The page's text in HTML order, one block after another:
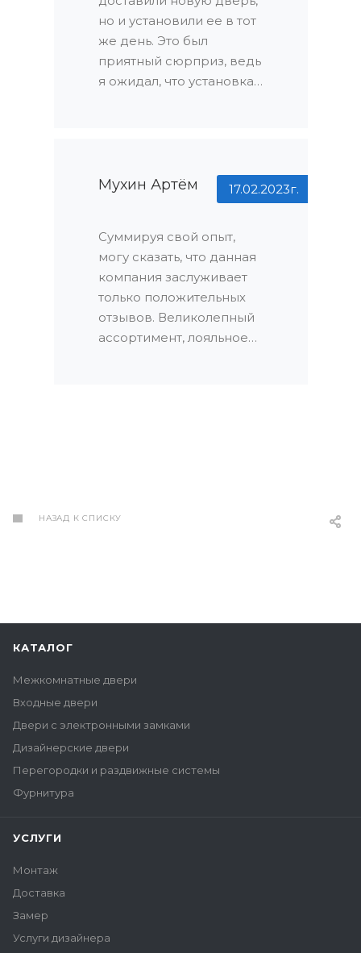
наличии. Я нашел
идеальную дверь для
своего дома без каких-
либо проблем.
но и установили ее в тот
же день. Это был
приятный сюрприз, ведь
я ожидал, что установка
оперативность
сотрудников поразили
быстро наслаждаться
новой дверью.
Мухин Артём 17.02.2023г.
Суммируя свой опыт,
могу сказать, что данная
компания заслуживает
только положительных
отзывов. Великолепный
ассортимент, лояльное
друзьям и знакомым!
НАЗАД К СПИСКУ
КАТАЛОГ
Межкомнатные двери
Входные двери
Двери с электронными замками
Дизайнерские двери
Перегородки и раздвижные системы
Фурнитура
УСЛУГИ
Монтаж
Доставка
Замер
Услуги дизайнера